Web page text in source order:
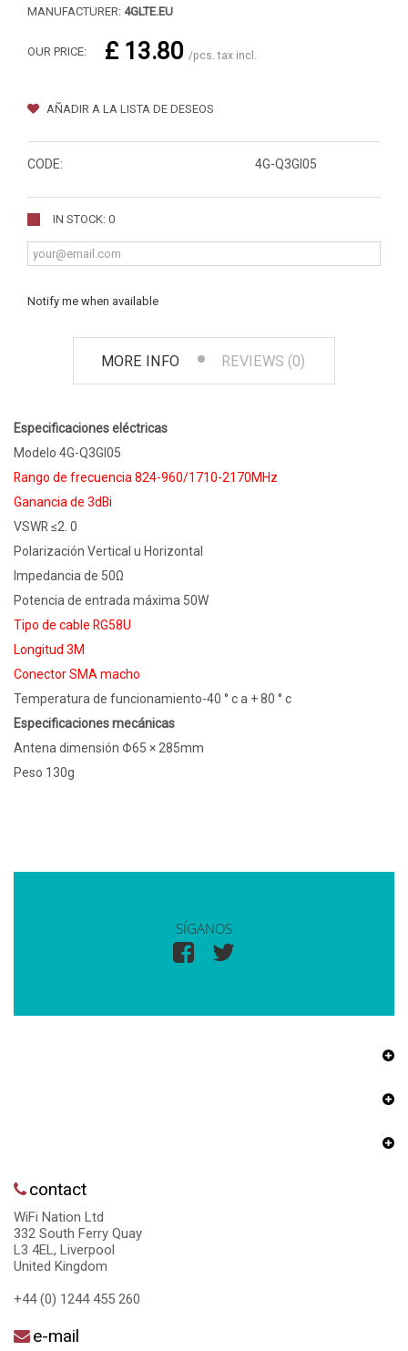
MANUFACTURER: 4GLTE.EU
OUR PRICE: £ 13.80 /pcs. tax incl.
AÑADIR A LA LISTA DE DESEOS
CODE: 4G-Q3GI05
IN STOCK: 0
Notify me when available
MORE INFO REVIEWS (0)
Especificaciones eléctricas
Modelo 4G-Q3GI05
Rango de frecuencia 824-960/1710-2170MHz
Ganancia de 3dBi
VSWR ≤2. 0
Polarización Vertical u Horizontal
Impedancia de 50Ω
Potencia de entrada máxima 50W
Tipo de cable RG58U
Longitud 3M
Conector SMA macho
Temperatura de funcionamiento-40 ° c a + 80 ° c
Especificaciones mecánicas
Antena dimensión Φ65 × 285mm
Peso 130g
SÍGANOS
contact
WiFi Nation Ltd
332 South Ferry Quay
L3 4EL, Liverpool
United Kingdom
+44 (0) 1244 455 260
e-mail